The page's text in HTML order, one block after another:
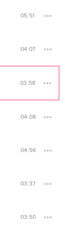
05:51
04:07
03:58
04:08
04:56
03:37
03:50